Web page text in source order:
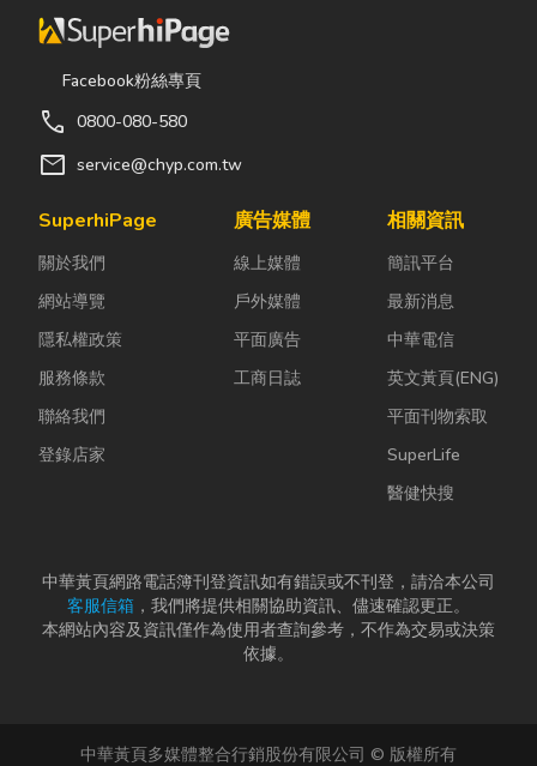
缺東西時「壞
什麼補什麼」
就好，但這種
花了大錢，卻
換來員工抱怨
辦公室空間設
司賺錢的戰
略！真正厲
害...
度營運成果的
表」與「永續
多中小企業主
又不是上市櫃
公司，為...
僅能快速排除
長家電使用壽
命，降...
Facebook粉絲專頁
call 0800-080-580
mail service@chyp.com.tw
SuperhiPage
關於我們
網站導覽
隱私權政策
服務條款
聯絡我們
登錄店家
廣告媒體
線上媒體
戶外媒體
平面廣告
工商日誌
相關資訊
簡訊平台
最新消息
中華電信
英文黃頁(ENG)
平面刊物索取
SuperLife
醫健快搜
中華黃頁網路電話簿刊登資訊如有錯誤或不刊登，請洽本公司
客服信箱 ，我們將提供相關協助資訊、儘速確認更正。
本網站內容及資訊僅作為使用者查詢參考，不作為交易或決策
依據。
中華黃頁多媒體整合行銷股份有限公司 © 版權所有